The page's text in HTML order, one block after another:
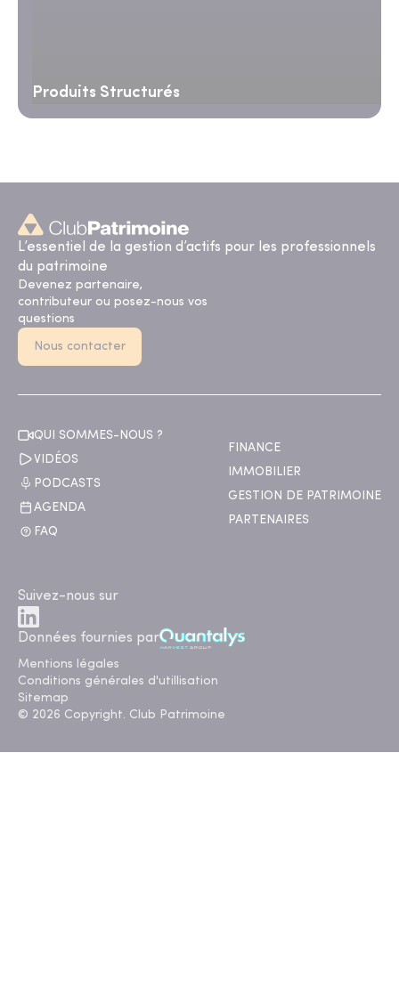
Produits Structurés
L’essentiel de la gestion d’actifs pour les professionnels
du patrimoine
Devenez partenaire,
contributeur ou posez-nous vos
questions
Nous contacter
QUI SOMMES-NOUS ?
VIDÉOS
PODCASTS
AGENDA
FAQ
FINANCE
IMMOBILIER
GESTION DE PATRIMOINE
PARTENAIRES
Suivez-nous sur
Données fournies par
Mentions légales
Conditions générales d'utillisation
Sitemap
© 2026 Copyright. Club Patrimoine